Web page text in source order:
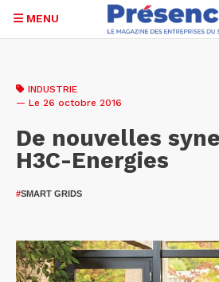
contenu
MENU
INDUSTRIE
— Le 26 octobre 2016
De nouvelles
H3C-Energies
#SMART GRIDS